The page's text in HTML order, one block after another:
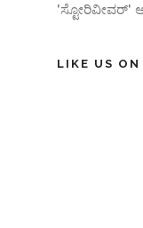
'ಸ್ಟೋರಿವೀವರ್'
LIKE US ON